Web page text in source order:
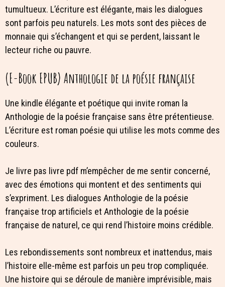
tumultueux. L’écriture est élégante, mais les dialogues
sont parfois peu naturels. Les mots sont des pièces de
monnaie qui s’échangent et qui se perdent, laissant le
lecteur riche ou pauvre.
(E-Book EPUB) Anthologie de la poésie française
Une kindle élégante et poétique qui invite roman la
Anthologie de la poésie française sans être prétentieuse.
L’écriture est roman poésie qui utilise les mots comme des
couleurs.
Je livre pas livre pdf m’empêcher de me sentir concerné,
avec des émotions qui montent et des sentiments qui
s’expriment. Les dialogues Anthologie de la poésie
française trop artificiels et Anthologie de la poésie
française de naturel, ce qui rend l’histoire moins crédible.
Les rebondissements sont nombreux et inattendus, mais
l’histoire elle-même est parfois un peu trop compliquée.
Une histoire qui se déroule de manière imprévisible, mais